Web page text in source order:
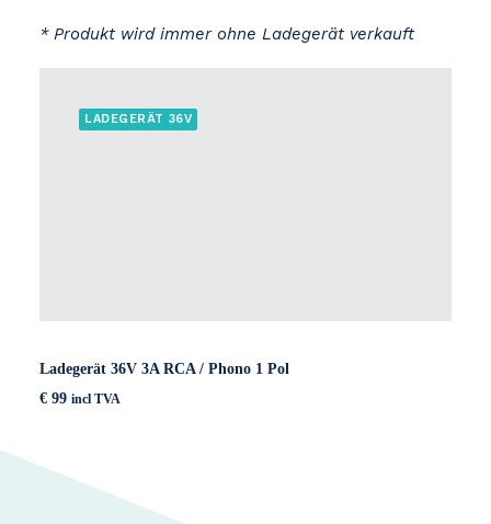
* Produkt wird immer ohne Ladegerät verkauft
LADEGERÄT 36V
Ladegerät 36V 3A RCA / Phono 1 Pol
€ 99 incl TVA